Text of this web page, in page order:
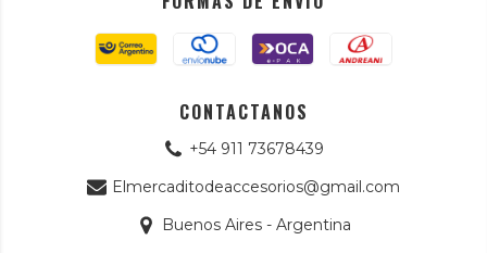
CONTACTANOS
+54 911 73678439
Elmercaditodeaccesorios@gmail.com
Buenos Aires - Argentina